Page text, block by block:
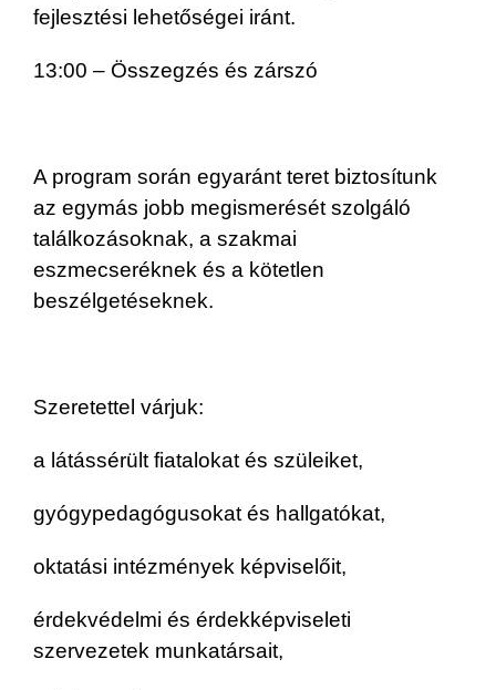
fejlesztési lehetőségei iránt.
13:00 – Összegzés és zárszó
A program során egyaránt teret biztosítunk
az egymás jobb megismerését szolgáló
találkozásoknak, a szakmai
eszmecseréknek és a kötetlen
beszélgetéseknek.
Szeretettel várjuk:
a látássérült fiatalokat és szüleiket,
gyógypedagógusokat és hallgatókat,
oktatási intézmények képviselőit,
érdekvédelmi és érdekképviseleti
szervezetek munkatársait,